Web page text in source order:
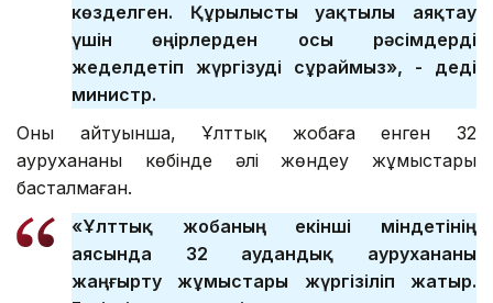
көзделген. Құрылысты уақтылы аяқтау
үшін өңірлерден осы рәсімдерді
жеделдетіп жүргізуді сұраймыз», - деді
министр.
Оның айтуынша, Ұлттық жобаға енген 32
аурухананың көбінде әлі жөндеу жұмыстары
басталмаған.
«Ұлттық жобаның екінші міндетінің
аясында 32 аудандық аурухананы
жаңғырту жұмыстары жүргізіліп жатыр.